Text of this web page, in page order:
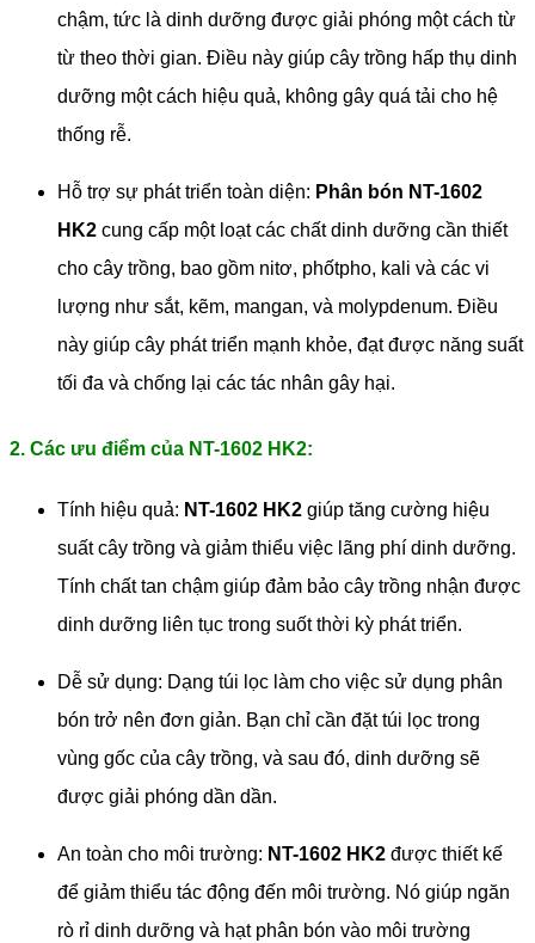
chậm, tức là dinh dưỡng được giải phóng một cách từ
từ theo thời gian. Điều này giúp cây trồng hấp thụ dinh
dưỡng một cách hiệu quả, không gây quá tải cho hệ
thống rễ.
Hỗ trợ sự phát triển toàn diện: Phân bón NT-1602
HK2 cung cấp một loạt các chất dinh dưỡng cần thiết
cho cây trồng, bao gồm nitơ, phốtpho, kali và các vi
lượng như sắt, kẽm, mangan, và molypdenum. Điều
này giúp cây phát triển mạnh khỏe, đạt được năng suất
tối đa và chống lại các tác nhân gây hại.
2. Các ưu điểm của NT-1602 HK2:
Tính hiệu quả: NT-1602 HK2 giúp tăng cường hiệu
suất cây trồng và giảm thiểu việc lãng phí dinh dưỡng.
Tính chất tan chậm giúp đảm bảo cây trồng nhận được
dinh dưỡng liên tục trong suốt thời kỳ phát triển.
Dễ sử dụng: Dạng túi lọc làm cho việc sử dụng phân
bón trở nên đơn giản. Bạn chỉ cần đặt túi lọc trong
vùng gốc của cây trồng, và sau đó, dinh dưỡng sẽ
được giải phóng dần dần.
An toàn cho môi trường: NT-1602 HK2 được thiết kế
để giảm thiểu tác động đến môi trường. Nó giúp ngăn
rò rỉ dinh dưỡng và hạt phân bón vào môi trường